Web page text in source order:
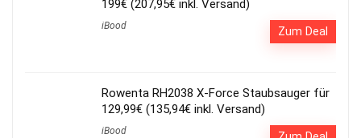
199€ (207,95€ inkl. Versand)
iBood Zum Deal
Rowenta RH2038 X-Force Staubsauger für
129,99€ (135,94€ inkl. Versand)
iBood